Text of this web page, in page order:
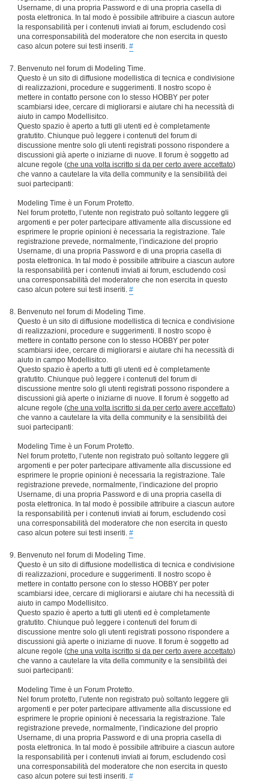
Username, di una propria Password e di una propria casella di
posta elettronica. In tal modo è possibile attribuire a ciascun autore
la responsabilità per i contenuti inviati ai forum, escludendo così
una corresponsabilità del moderatore che non esercita in questo
caso alcun potere sui testi inseriti. #
Benvenuto nel forum di Modeling Time.
Questo è un sito di diffusione modellistica di tecnica e condivisione
di realizzazioni, procedure e suggerimenti. Il nostro scopo è
mettere in contatto persone con lo stesso HOBBY per poter
scambiarsi idee, cercare di migliorarsi e aiutare chi ha necessità di
aiuto in campo Modellisitco.
Questo spazio è aperto a tutti gli utenti ed è completamente
gratutito. Chiunque può leggere i contenuti del forum di
discussione mentre solo gli utenti registrati possono rispondere a
discussioni già aperte o iniziarne di nuove. Il forum è soggetto ad
alcune regole (che una volta iscritto si da per certo avere accettato)
che vanno a cautelare la vita della community e la sensibilità dei
suoi partecipanti:
Modeling Time è un Forum Protetto.
Nel forum protetto, l’utente non registrato può soltanto leggere gli
argomenti e per poter partecipare attivamente alla discussione ed
esprimere le proprie opinioni è necessaria la registrazione. Tale
registrazione prevede, normalmente, l’indicazione del proprio
Username, di una propria Password e di una propria casella di
posta elettronica. In tal modo è possibile attribuire a ciascun autore
la responsabilità per i contenuti inviati ai forum, escludendo così
una corresponsabilità del moderatore che non esercita in questo
caso alcun potere sui testi inseriti. #
Benvenuto nel forum di Modeling Time.
Questo è un sito di diffusione modellistica di tecnica e condivisione
di realizzazioni, procedure e suggerimenti. Il nostro scopo è
mettere in contatto persone con lo stesso HOBBY per poter
scambiarsi idee, cercare di migliorarsi e aiutare chi ha necessità di
aiuto in campo Modellisitco.
Questo spazio è aperto a tutti gli utenti ed è completamente
gratutito. Chiunque può leggere i contenuti del forum di
discussione mentre solo gli utenti registrati possono rispondere a
discussioni già aperte o iniziarne di nuove. Il forum è soggetto ad
alcune regole (che una volta iscritto si da per certo avere accettato)
che vanno a cautelare la vita della community e la sensibilità dei
suoi partecipanti:
Modeling Time è un Forum Protetto.
Nel forum protetto, l’utente non registrato può soltanto leggere gli
argomenti e per poter partecipare attivamente alla discussione ed
esprimere le proprie opinioni è necessaria la registrazione. Tale
registrazione prevede, normalmente, l’indicazione del proprio
Username, di una propria Password e di una propria casella di
posta elettronica. In tal modo è possibile attribuire a ciascun autore
la responsabilità per i contenuti inviati ai forum, escludendo così
una corresponsabilità del moderatore che non esercita in questo
caso alcun potere sui testi inseriti. #
Benvenuto nel forum di Modeling Time.
Questo è un sito di diffusione modellistica di tecnica e condivisione
di realizzazioni, procedure e suggerimenti. Il nostro scopo è
mettere in contatto persone con lo stesso HOBBY per poter
scambiarsi idee, cercare di migliorarsi e aiutare chi ha necessità di
aiuto in campo Modellisitco.
Questo spazio è aperto a tutti gli utenti ed è completamente
gratutito. Chiunque può leggere i contenuti del forum di
discussione mentre solo gli utenti registrati possono rispondere a
discussioni già aperte o iniziarne di nuove. Il forum è soggetto ad
alcune regole (che una volta iscritto si da per certo avere accettato)
che vanno a cautelare la vita della community e la sensibilità dei
suoi partecipanti:
Modeling Time è un Forum Protetto.
Nel forum protetto, l’utente non registrato può soltanto leggere gli
argomenti e per poter partecipare attivamente alla discussione ed
esprimere le proprie opinioni è necessaria la registrazione. Tale
registrazione prevede, normalmente, l’indicazione del proprio
Username, di una propria Password e di una propria casella di
posta elettronica. In tal modo è possibile attribuire a ciascun autore
la responsabilità per i contenuti inviati ai forum, escludendo così
una corresponsabilità del moderatore che non esercita in questo
caso alcun potere sui testi inseriti. #